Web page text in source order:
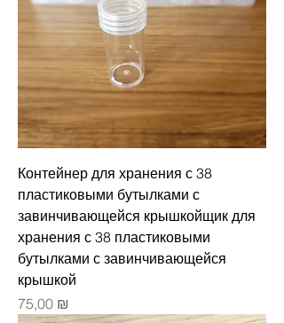
Контейнер для хранения с 38
пластиковыми бутылками с
завинчивающейся крышкойщик для
хранения с 38 пластиковыми
бутылками с завинчивающейся
крышкой
Цена
75,00 ₪